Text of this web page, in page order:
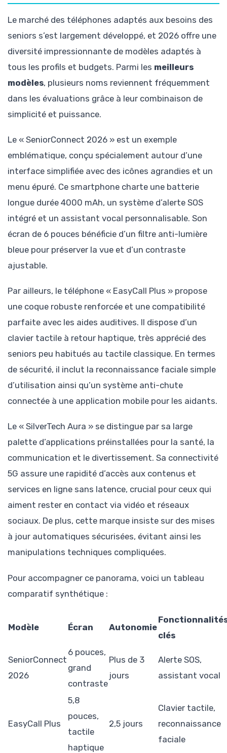
Le marché des téléphones adaptés aux besoins des
seniors s’est largement développé, et 2026 offre une
diversité impressionnante de modèles adaptés à
tous les profils et budgets. Parmi les meilleurs
modèles, plusieurs noms reviennent fréquemment
dans les évaluations grâce à leur combinaison de
simplicité et puissance.
Le « SeniorConnect 2026 » est un exemple
emblématique, conçu spécialement autour d’une
interface simplifiée avec des icônes agrandies et un
menu épuré. Ce smartphone charte une batterie
longue durée 4000 mAh, un système d’alerte SOS
intégré et un assistant vocal personnalisable. Son
écran de 6 pouces bénéficie d’un filtre anti-lumière
bleue pour préserver la vue et d’un contraste
ajustable.
Par ailleurs, le téléphone « EasyCall Plus » propose
une coque robuste renforcée et une compatibilité
parfaite avec les aides auditives. Il dispose d’un
clavier tactile à retour haptique, très apprécié des
seniors peu habitués au tactile classique. En termes
de sécurité, il inclut la reconnaissance faciale simple
d’utilisation ainsi qu’un système anti-chute
connectée à une application mobile pour les aidants.
Le « SilverTech Aura » se distingue par sa large
palette d’applications préinstallées pour la santé, la
communication et le divertissement. Sa connectivité
5G assure une rapidité d’accès aux contenus et
services en ligne sans latence, crucial pour ceux qui
aiment rester en contact via vidéo et réseaux
sociaux. De plus, cette marque insiste sur des mises
à jour automatiques sécurisées, évitant ainsi les
manipulations techniques compliquées.
Pour accompagner ce panorama, voici un tableau
comparatif synthétique :
Modèle Écran Autonomie
clés
SeniorConnect
2026
6 pouces,
grand
contraste
Plus de 3
jours
Alerte SOS,
assistant vocal
EasyCall Plus
5,8
pouces,
tactile
haptique
2,5 jours
Clavier tactile,
reconnaissance
faciale